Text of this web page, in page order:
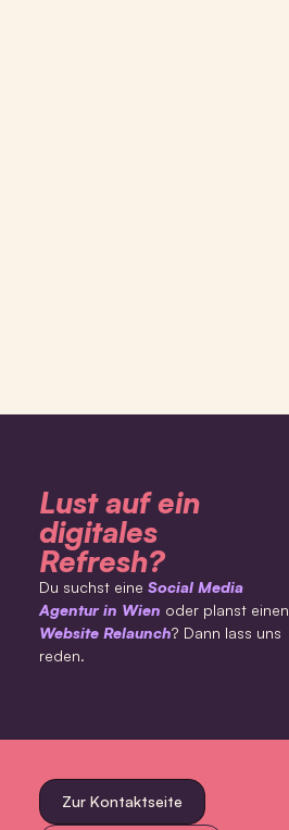
Lust auf ein
digitales
Refresh?
Du suchst eine Social Media
Agentur in Wien oder planst einen
Website Relaunch? Dann lass uns
reden.
Zur Kontaktseite